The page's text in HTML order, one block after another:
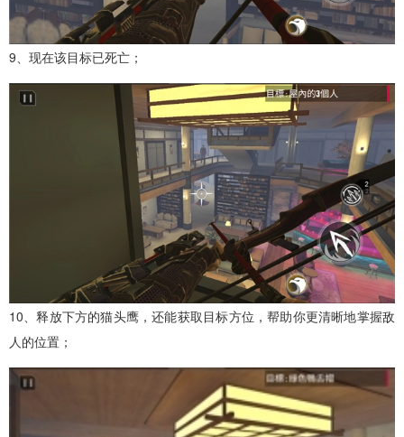
9、现在该目标已死亡；
10、释放下方的猫头鹰，还能获取目标方位，帮助你更清晰地掌握敌
人的位置；